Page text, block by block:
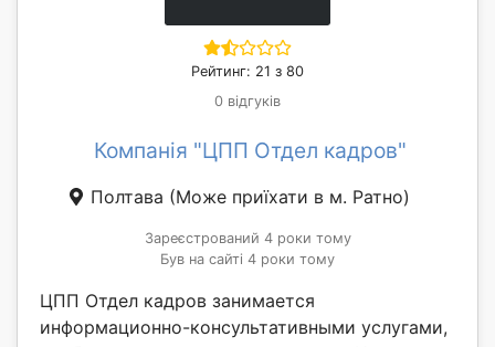
Рейтинг: 21 з 80
0 відгуків
Компанія "ЦПП Отдел кадров"
Полтава (Може приїхати в м. Ратно)
Зареєстрований 4 роки тому
Був на сайті 4 роки тому
ЦПП Отдел кадров занимается
информационно-консультативными услугами,